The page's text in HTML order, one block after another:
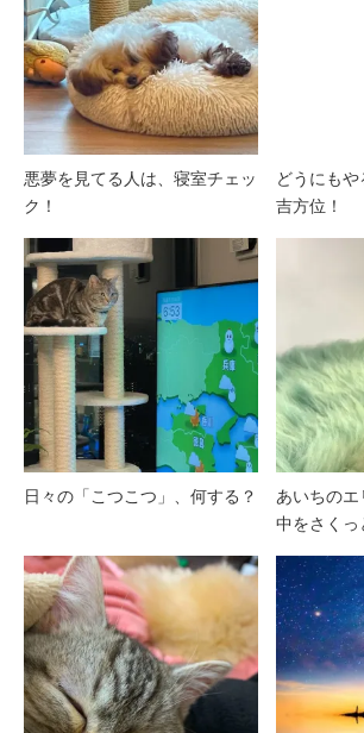
悪夢を見てる人は、寝室チェッ
ク！
どうにも
吉方位！
日々の「こつこつ」、何する？
あいちの
中をさくっ